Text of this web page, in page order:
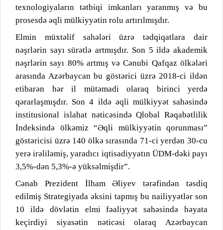
texnologiyaların tətbiqi imkanları yaranmış və bu
prosesdə əqli mülkiyyətin rolu artırılmışdır.
Elmin müxtəlif sahələri üzrə tədqiqatlara dair
nəşrlərin sayı sürətlə artmışdır. Son 5 ildə akademik
nəşrlərin sayı 80% artmış və Cənubi Qafqaz ölkələri
arasında Azərbaycan bu göstərici üzrə 2018-ci ildən
etibarən hər il mütəmadi olaraq birinci yerdə
qərarlaşmışdır. Son 4 ildə əqli mülkiyyət sahəsində
institusional islahat nəticəsində Qlobal Rəqabətlilik
İndeksində ölkəmiz “Əqli mülkiyyətin qorunması”
göstəricisi üzrə 140 ölkə sırasında 71-ci yerdən 30-cu
yerə irəliləmiş, yaradıcı iqtisadiyyatın ÜDM-dəki payı
3,5%-dən 5,3%-ə yüksəlmişdir”.
Cənab Prezident İlham Əliyev tərəfindən təsdiq
edilmiş Strategiyada əksini tapmış bu nailiyyətlər son
10 ildə dövlətin elmi fəaliyyət sahəsində həyata
keçirdiyi siyasətin nəticəsi olaraq Azərbaycan